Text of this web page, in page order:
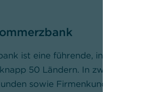
ist eine führende, international
50 Ländern. In zwei
sowie Firmenkunden –